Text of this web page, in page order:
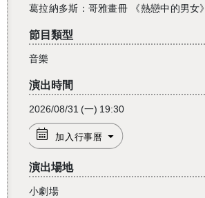
葛拉納多斯：哥雅畫冊 《熱戀中的男女》
節目類型
音樂
演出時間
2026/08/31 (一) 19:30
加入行事曆
演出場地
小劇場